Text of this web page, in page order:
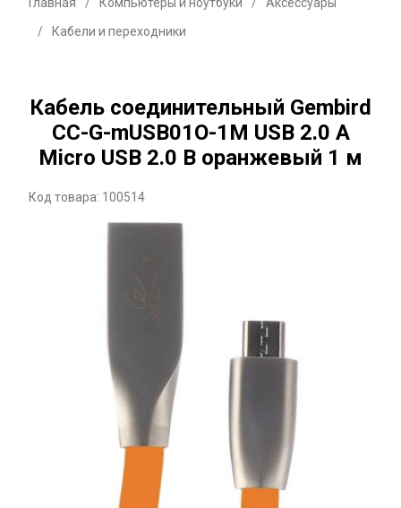
/
Кабели и переходники
Кабель соединительный Gembird
CC-G-mUSB01O-1M USB 2.0 A
Micro USB 2.0 B оранжевый 1 м
Код товара: 100514